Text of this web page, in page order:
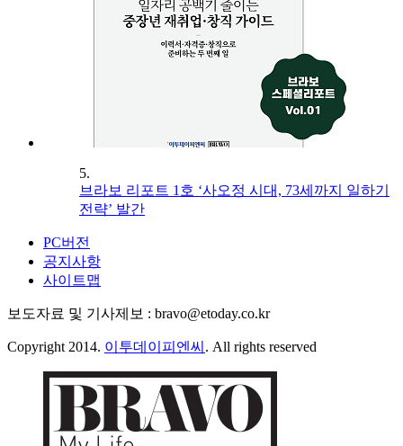
5.
브라보 리포트 1호 ‘사오정 시대, 73세까지 일하기
전략’ 발간
PC버전
공지사항
사이트맵
보도자료 및 기사제보 : bravo@etoday.co.kr
Copyright 2014. 이투데이피엔씨 . All rights reserved